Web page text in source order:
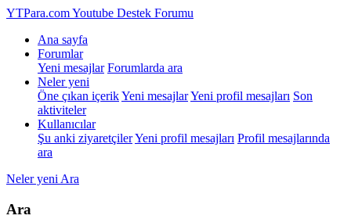
YTPara.comYoutube Destek Forumu
Ana sayfa
Forumlar
Yeni mesajlar Forumlarda ara
Neler yeni
Öne çıkan içerikYeni mesajlarYeni profil mesajları Son
aktiviteler
Kullanıcılar
Şu anki ziyaretçilerYeni profil mesajları Profil mesajlarında
ara
Neler yeni Ara
Ara